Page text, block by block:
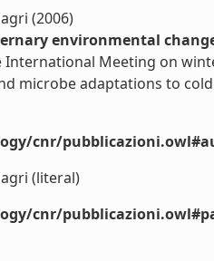
(2006)
environmental
International Meeting on
microbe adaptations to
cnr/
(literal)
cnr/